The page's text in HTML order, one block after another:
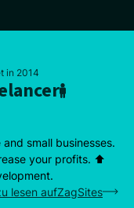
in 2014
small businesses.
your profits. ⬆️
lesen aufZagSites